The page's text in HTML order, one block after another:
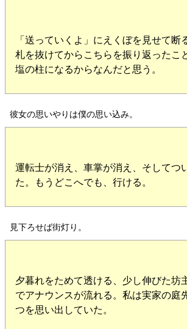
「送っていくよ」にえくぼを見せて断
札を抜けてからこちらを振り返ったこ
塩の柱になるからなんだと思う。
彼女の思いやりは僕の思い込み。
運転士が消え、車掌が消え、そしてつ
た。もうどこへでも、行ける。
見下ろせば街灯り。
夕暮れをためて透ける、少し伸びた坊
でアナウンスが流れる。私は実家の庭
つを思い出していた。